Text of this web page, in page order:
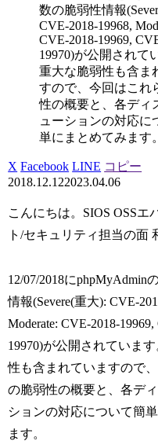
数の脆弱性情報
CVE-2018-19968,
CVE-2018-19969,
19970)が公開されて
重大な脆弱性も含ま
すので、今回はこれ
性の概要と、各ディ
ューションの対応に
単にまとめてみます。
X Facebook LINE コピー
2018.12.122023.04.06
こんにちは。SIOS OSSエ
ト/セキュリティ担当の面
12/07/2018にphpMyAdmin
情報(Severe(重大): CVE-
Moderate: CVE-2018-
19970)が公開されていま
性も含まれていますので
の脆弱性の概要と、各デ
ションの対応について簡
ます。